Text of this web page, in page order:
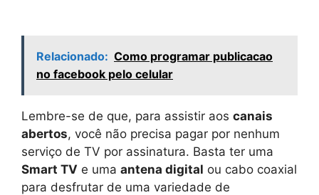
Relacionado: Como programar publicacao
no facebook pelo celular
Lembre-se de que, para assistir aos canais
abertos, você não precisa pagar por nenhum
serviço de TV por assinatura. Basta ter uma
Smart TV e uma antena digital ou cabo coaxial
para desfrutar de uma variedade de